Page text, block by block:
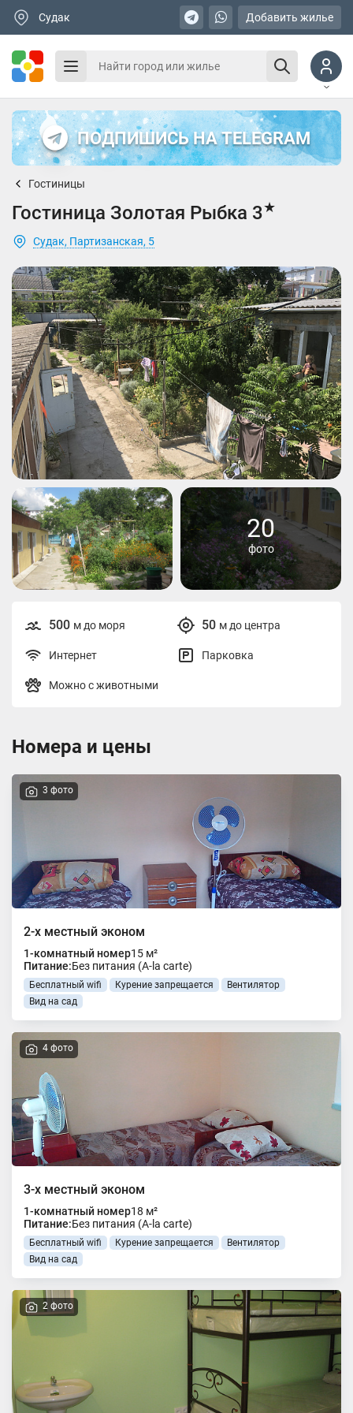
Судак Добавить жилье
ПОДПИШИСЬ НА TELEGRAM
Гостиницы
Гостиница Золотая Рыбка 3★
Судак, Партизанская, 5
20
фото
500 м до моря 50 м до центра
Интернет Парковка
Можно с животными
Номера и цены
3 фото
2-х местный эконом
1-комнатный номер15 м²
Питание:Без питания (A-la carte)
Бесплатный wifi Курение запрещается
Вентилятор
Вид на сад
4 фото
3-х местный эконом
1-комнатный номер18 м²
Питание:Без питания (A-la carte)
Бесплатный wifi Курение запрещается
Вентилятор
Вид на сад
2 фото